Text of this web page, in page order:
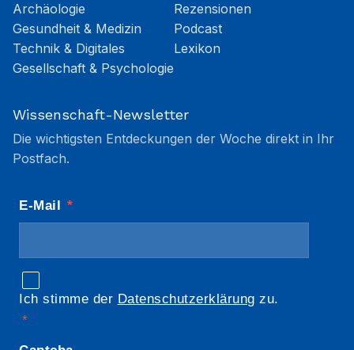
Archäologie
Gesundheit & Medizin
Technik & Digitales
Gesellschaft & Psychologie
Rezensionen
Podcast
Lexikon
Wissenschaft-Newsletter
Die wichtigsten Entdeckungen der Woche direkt in Ihr
Postfach.